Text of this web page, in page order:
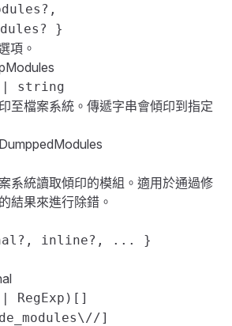
}
項。
| string
至檔案系統。傳遞字串會傾印到指定
系統讀取傾印的模組。適用於通過修
結果來進行除錯。
inline?, ... }
RegExp)[]
]